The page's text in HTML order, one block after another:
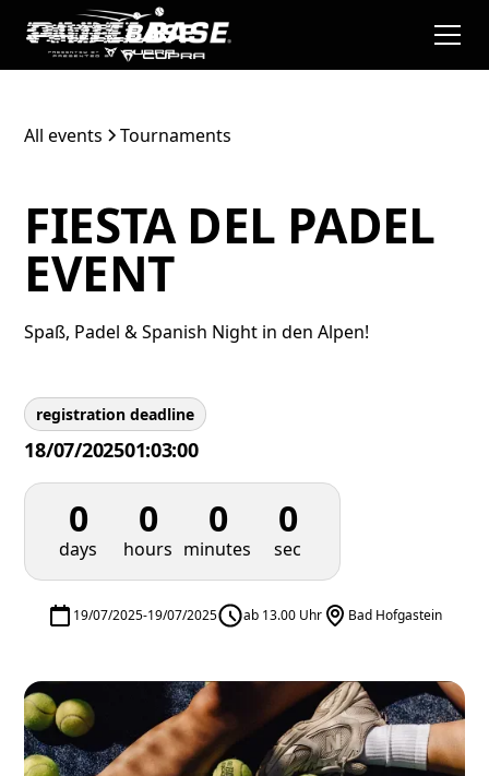
All events Tournaments
FIESTA DEL PADEL
EVENT
Spaß, Padel & Spanish Night in den Alpen!
registration deadline
18/07/202501:03:00
0
days
0
hours
0
minutes
0
sec
19/07/2025-19/07/2025 ab 13.00 Uhr Bad Hofgastein